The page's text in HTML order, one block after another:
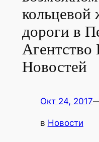
кольцевой
дороги в
Агентство
Новостей
Окт 24, 2017
в Новости